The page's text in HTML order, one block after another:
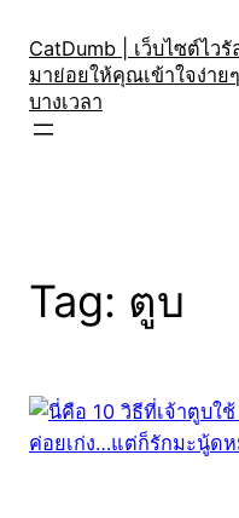
content
CatDumb | เว็บไซต์ไว
มาย่อยให้คุณเข้าใจง่าย
บางเวลา
Tag: ตูบ